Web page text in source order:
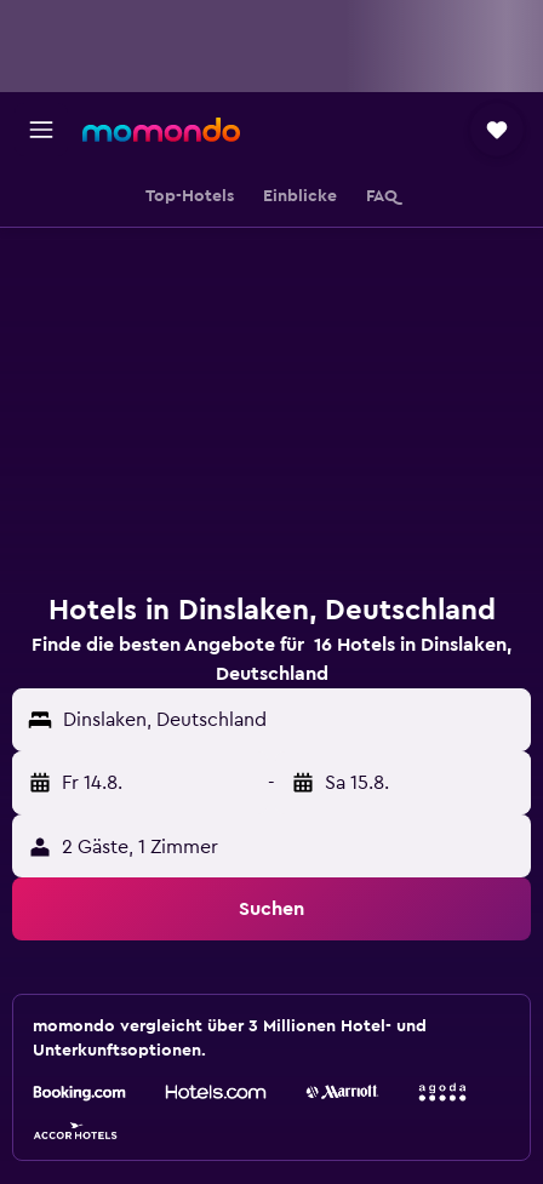
Top-Hotels Einblicke FAQ
Hotels in Dinslaken, Deutschland
Finde die besten Angebote für 16 Hotels in Dinslaken,
Deutschland
Dinslaken, Deutschland
Fr 14.8. - Sa 15.8.
2 Gäste, 1 Zimmer
Suchen
momondo vergleicht über 3 Millionen Hotel- und
Unterkunftsoptionen.